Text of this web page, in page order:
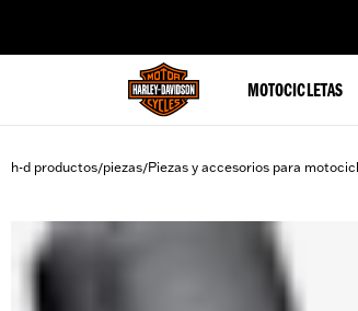
MOTOCICLETAS
h-d productos/piezas/Piezas y accesorios para